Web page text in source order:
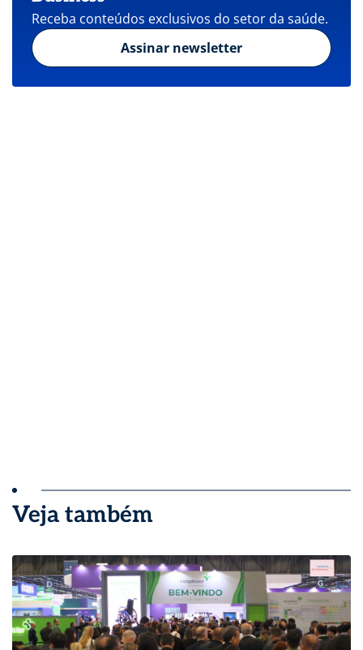
Receba conteúdos exclusivos do setor da saúde.
Assinar newsletter
Veja também